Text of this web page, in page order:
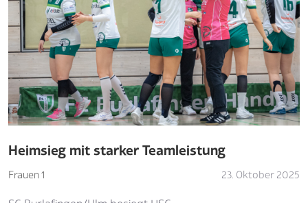
Heimsieg mit starker Teamleistung
Frauen 1 23. Oktober 2025